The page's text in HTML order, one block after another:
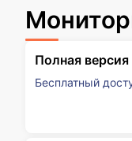
Мониторинг
Полная версия
Бесплатный